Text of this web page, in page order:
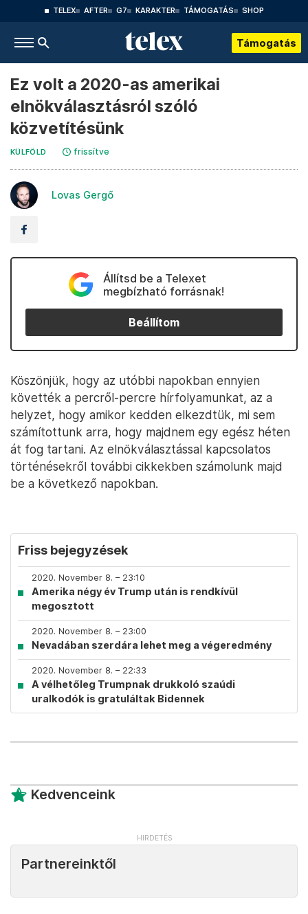
TELEX AFTER G7 KARAKTER TÁMOGATÁS SHOP
Támogatás
Ez volt a 2020-as amerikai
elnökválasztásról szóló
közvetítésünk
KÜLFÖLD frissítve
Lovas Gergő
Állítsd be a Telexet
megbízható forrásnak!
Beállítom
Köszönjük, hogy az utóbbi napokban ennyien
követték a percről-percre hírfolyamunkat, az a
helyzet, hogy amikor kedden elkezdtük, mi sem
számítottunk arra, hogy majdnem egy egész héten
át fog tartani. Az elnökválasztással kapcsolatos
történésekről további cikkekben számolunk majd
be a következő napokban.
Friss bejegyzések
2020. November 8. – 23:10
Amerika négy év Trump után is rendkívül
megosztott
2020. November 8. – 23:00
Nevadában szerdára lehet meg a végeredmény
2020. November 8. – 22:33
A vélhetőleg Trumpnak drukkoló szaúdi
uralkodók is gratuláltak Bidennek
Kedvenceink
Partnereinktől